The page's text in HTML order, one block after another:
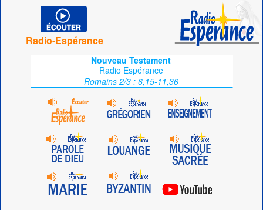
Radio-Espérance
Nouveau Testament
Radio Espérance
Romains 2/3 : 6,15-11,36